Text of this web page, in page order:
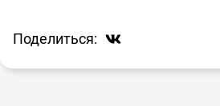
Поделиться: